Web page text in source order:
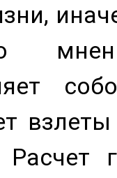
Расчет